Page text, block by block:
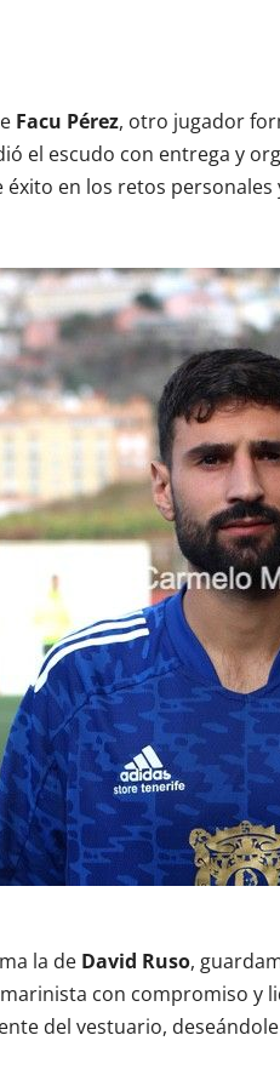
Facu Pérez, otro jugador
el escudo con entrega y
éxito en los retos
la de David Ruso,
con compromiso y
del vestuario,